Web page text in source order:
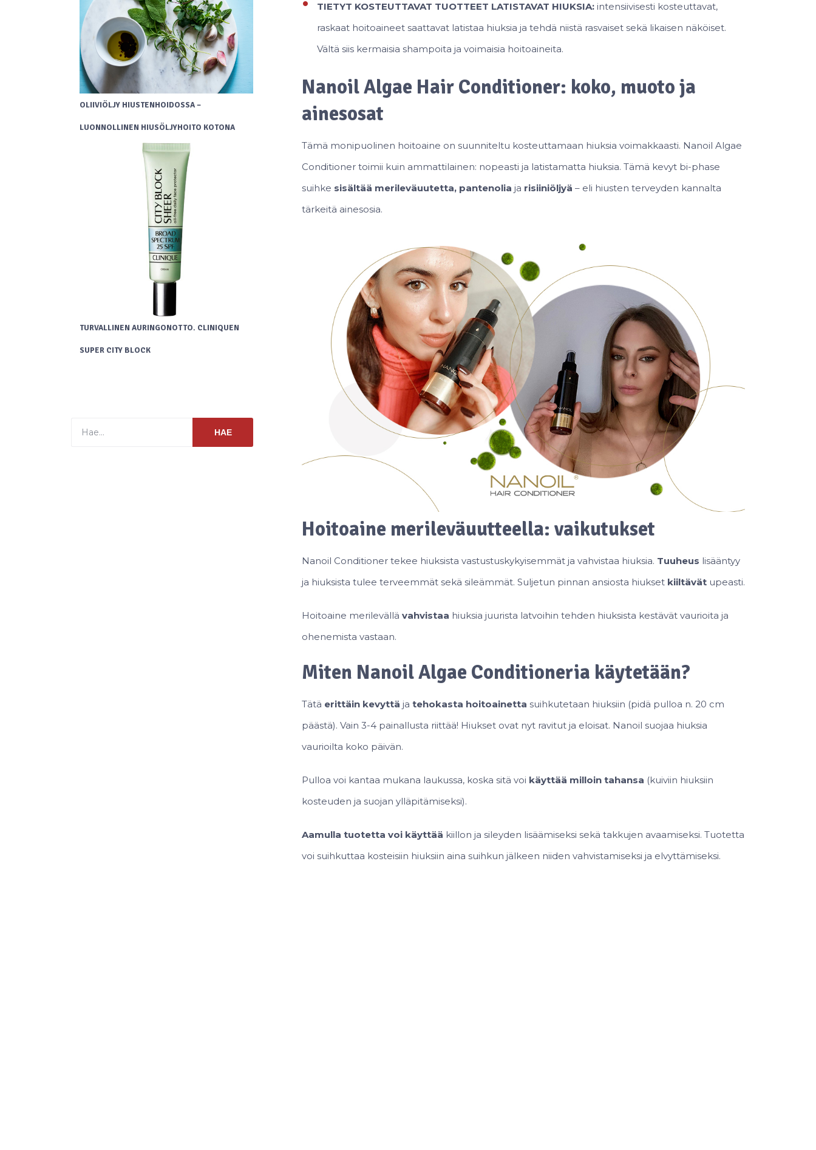
TIETYT KOSTEUTTAVAT TUOTTEET LATISTAVAT HIUKSIA: intensiivisesti kosteuttavat,
raskaat hoitoaineet saattavat latistaa hiuksia ja tehdä niistä rasvaiset sekä likaisen näköiset.
Vältä siis kermaisia shampoita ja voimaisia hoitoaineita.
Nanoil Algae Hair Conditioner: koko, muoto ja
ainesosat
Tämä monipuolinen hoitoaine on suunniteltu kosteuttamaan hiuksia voimakkaasti. Nanoil Algae
Conditioner toimii kuin ammattilainen: nopeasti ja latistamatta hiuksia. Tämä kevyt bi-phase
suihke sisältää merileväuutetta, pantenolia ja risiiniöljyä – eli hiusten terveyden kannalta
tärkeitä ainesosia.
Hoitoaine merileväuutteella: vaikutukset
Nanoil Conditioner tekee hiuksista vastustuskykyisemmät ja vahvistaa hiuksia. Tuuheus lisääntyy
ja hiuksista tulee terveemmät sekä sileämmät. Suljetun pinnan ansiosta hiukset kiiltävät upeasti.
Hoitoaine merilevällä vahvistaa hiuksia juurista latvoihin tehden hiuksista kestävät vaurioita ja
ohenemista vastaan.
Miten Nanoil Algae Conditioneria käytetään?
Tätä erittäin kevyttä ja tehokasta hoitoainetta suihkutetaan hiuksiin (pidä pulloa n. 20 cm
päästä). Vain 3-4 painallusta riittää! Hiukset ovat nyt ravitut ja eloisat. Nanoil suojaa hiuksia
vaurioilta koko päivän.
Pulloa voi kantaa mukana laukussa, koska sitä voi käyttää milloin tahansa (kuiviin hiuksiin
kosteuden ja suojan ylläpitämiseksi).
Aamulla tuotetta voi käyttää kiillon ja sileyden lisäämiseksi sekä takkujen avaamiseksi. Tuotetta
voi suihkuttaa kosteisiin hiuksiin aina suihkun jälkeen niiden vahvistamiseksi ja elvyttämiseksi.
OLIIVIÖLJY HIUSTENHOIDOSSA –
LUONNOLLINEN HIUSÖLJYHOITO KOTONA
TURVALLINEN AURINGONOTTO. CLINIQUEN
SUPER CITY BLOCK
HAE